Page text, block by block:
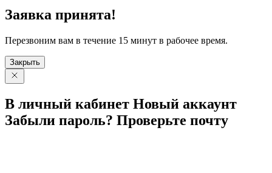
Заявка принята!
Перезвоним вам в течение 15 минут в рабочее время.
Закрыть
В личный кабинет Новый аккаунт
Забыли пароль? Проверьте почту